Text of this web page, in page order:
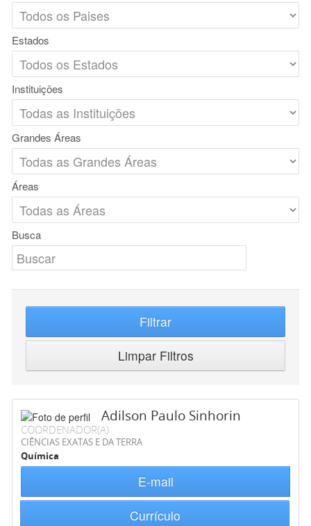
Estados
Instituições
Grandes Áreas
Áreas
Busca
Filtrar
Limpar Filtros
Adilson Paulo Sinhorin
COORDENADOR(A)
CIÊNCIAS EXATAS E DA TERRA
Química
E-mail
Currículo